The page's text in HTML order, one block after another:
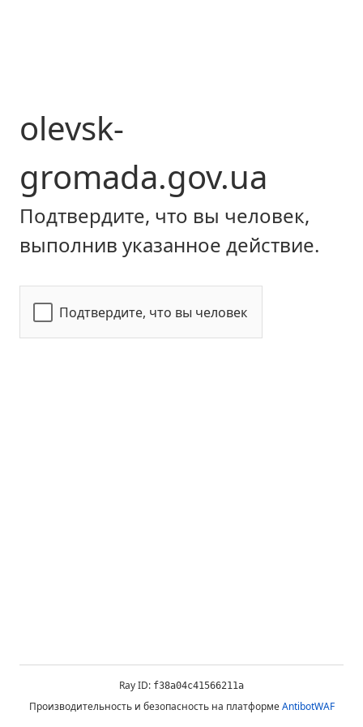
olevsk-
gromada.gov.ua
Подтвердите, что вы человек,
выполнив указанное действие.
Подтвердите, что вы человек
Ray ID: f38a04c41566211a
Производительность и безопасность на платформеAntibotWAF